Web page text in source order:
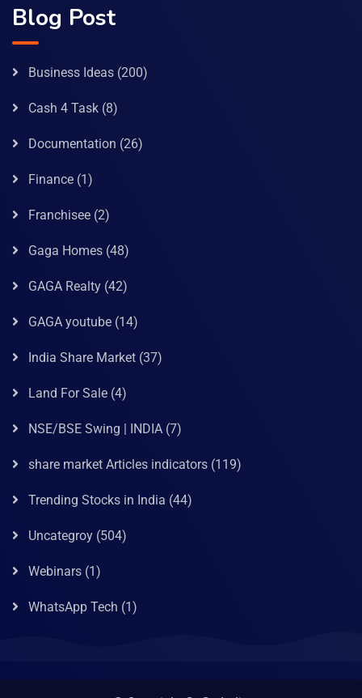
Blog Post
Business Ideas (200)
Cash 4 Task (8)
Documentation (26)
Finance (1)
Franchisee (2)
Gaga Homes (48)
GAGA Realty (42)
GAGA youtube (14)
India Share Market (37)
Land For Sale (4)
NSE/BSE Swing | INDIA (7)
share market Articles indicators (119)
Trending Stocks in India (44)
Uncategroy (504)
Webinars (1)
WhatsApp Tech (1)